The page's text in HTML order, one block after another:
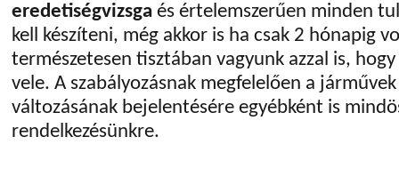
eredetiségvizsga és értelemszerűen minden
kell készíteni, még akkor is ha csak 2 hónapig
természetesen tisztában vagyunk azzal is,
vele. A szabályozásnak megfelelően a
változásának bejelentésére egyébként is
rendelkezésünkre.